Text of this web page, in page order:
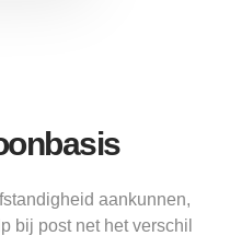
aankunnen,
bij post net het verschil